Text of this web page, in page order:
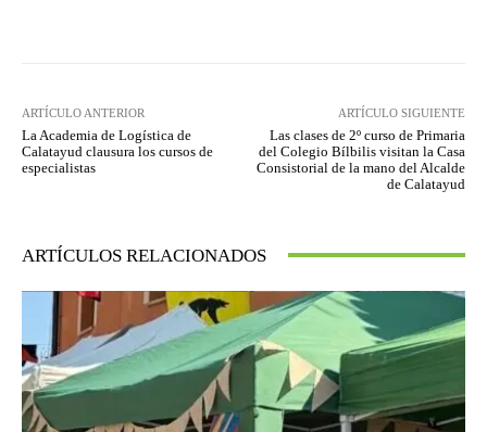
ARTÍCULO ANTERIOR
La Academia de Logística de
Calatayud clausura los cursos de
especialistas
ARTÍCULO SIGUIENTE
Las clases de 2º curso de Primaria
del Colegio Bílbilis visitan la Casa
Consistorial de la mano del Alcalde
de Calatayud
ARTÍCULOS RELACIONADOS